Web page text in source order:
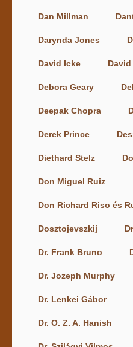
Dan Millman
Darynda Jones
David Icke
Debora Geary
Deepak Chopra
Derek Prince
Diethard Stelz
Don Miguel Ruiz
Don Richard Riso és
Dosztojevszkij
Dr. Frank Bruno
Dr. Jozeph Murphy
Dr. Lenkei Gábor
Dr. O. Z. A. Hanish